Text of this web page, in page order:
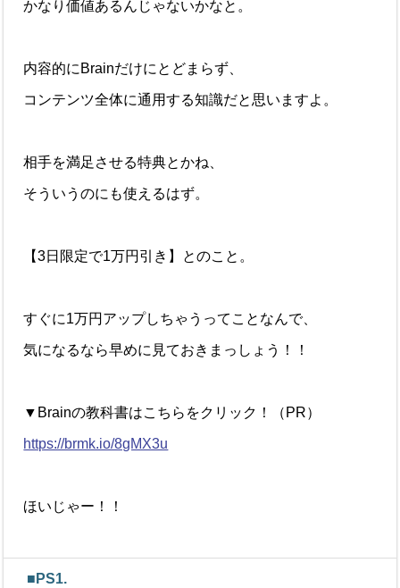
かなり価値あるんじゃないかなと。
内容的にBrainだけにとどまらず、
コンテンツ全体に通用する知識だと思いますよ。
相手を満足させる特典とかね、
そういうのにも使えるはず。
【3日限定で1万円引き】とのこと。
すぐに1万円アップしちゃうってことなんで、
気になるなら早めに見ておきまっしょう！！
▼Brainの教科書はこちらをクリック！（PR）
https://brmk.io/8gMX3u
ほいじゃー！！
■PS1.